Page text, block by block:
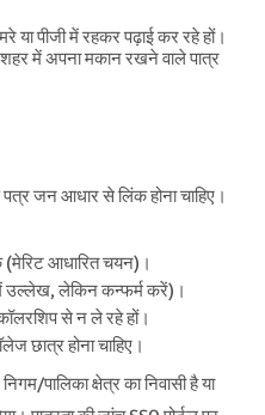
या पीजी में रहकर पढ़ाई कर रहे हों।
में अपना मकान रखने वाले पात्र
जन आधार से लिंक होना चाहिए।
आधारित चयन)।
उल्लेख, लेकिन कन्फर्म करें)।
से न ले रहे हों।
छात्र होना चाहिए।
पालिका क्षेत्र का निवासी है या